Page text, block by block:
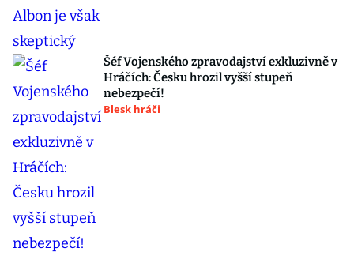
Šéf Vojenského zpravodajství exkluzivně v
Hráčích: Česku hrozil vyšší stupeň
nebezpečí!
Blesk hráči